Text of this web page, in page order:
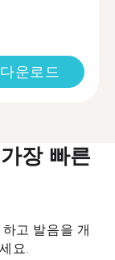
운로드
장 빠른
고 발음을 개
요.